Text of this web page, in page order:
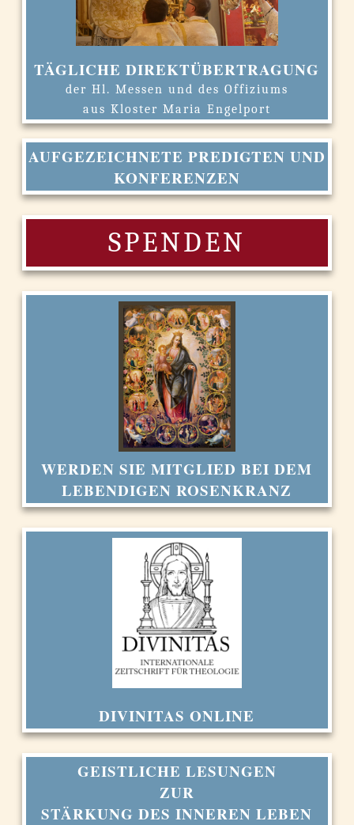
TÄGLICHE DIREKTÜBERTRAGUNG
der Hl. Messen und des Offiziums
aus Kloster Maria Engelport
AUFGEZEICHNETE PREDIGTEN UND
KONFERENZEN
SPENDEN
WERDEN SIE MITGLIED BEI DEM
LEBENDIGEN ROSENKRANZ
DIVINITAS ONLINE
GEISTLICHE LESUNGEN
ZUR
STÄRKUNG DES INNEREN LEBEN